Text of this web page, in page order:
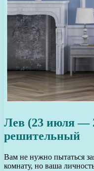
Лев (23 июля —
решительный
Вам не нужно пытаться
комнату, но ваша